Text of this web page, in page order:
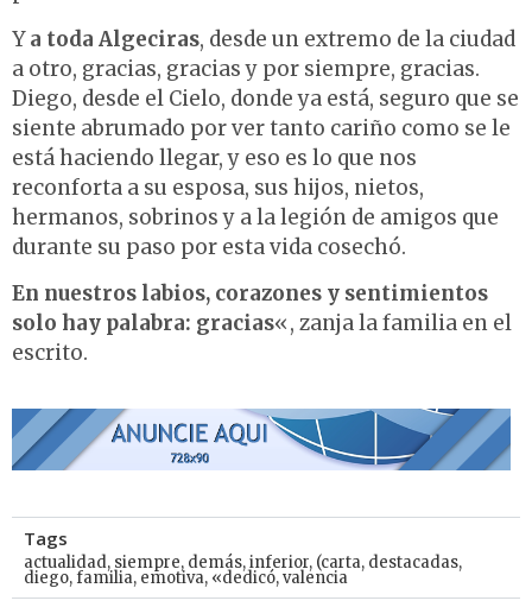
Ya toda Algeciras, desde un extremo de la ciudad
a otro, gracias, gracias y por siempre, gracias.
Diego, desde el Cielo, donde ya está, seguro que se
siente abrumado por ver tanto cariño como se le
está haciendo llegar, y eso es lo que nos
reconforta a su esposa, sus hijos, nietos,
hermanos, sobrinos y a la legión de amigos que
durante su paso por esta vida cosechó.
En nuestros labios, corazones y sentimientos
solo hay palabra: gracias«, zanja la familia en el
escrito.
Tags
actualidad, siempre, demás,inferior, (carta, destacadas,
diego,familia, emotiva, «dedicó,valencia